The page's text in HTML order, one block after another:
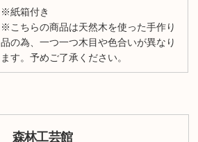
※紙箱付き
※こちらの商品は天然木を使った手作り
品の為、一つ一つ木目や色合いが異なり
ます。予めご了承ください。
森林工芸館